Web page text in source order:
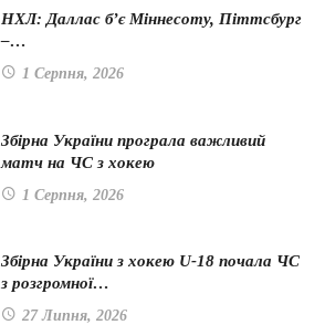
НХЛ: Даллас б’є Міннесоту, Піттсбург
–…
1 Серпня, 2026
Збірна України програла важливий
матч на ЧС з хокею
1 Серпня, 2026
Збірна України з хокею U-18 почала ЧС
з розгромної…
27 Липня, 2026